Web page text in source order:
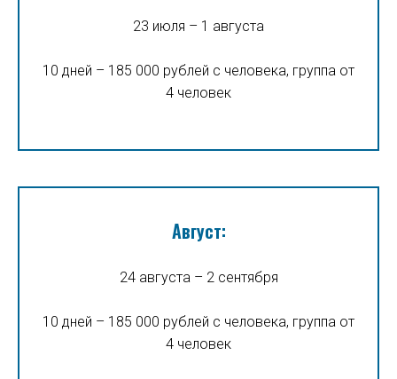
23 июля – 1 августа
10 дней – 185 000 рублей с человека, группа от
4 человек
Август:
24 августа – 2 сентября
10 дней – 185 000 рублей с человека, группа от
4 человек